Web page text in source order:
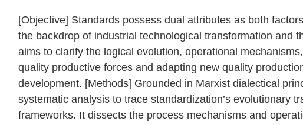
[Objective] Standards possess dual attributes as both
the backdrop of industrial technological transformation and
aims to clarify the logical evolution, operational
quality productive forces and adapting new quality
development. [Methods] Grounded in Marxist dialectical
systematic analysis to trace standardization’s evolutionary
frameworks. It dissects the process mechanisms and